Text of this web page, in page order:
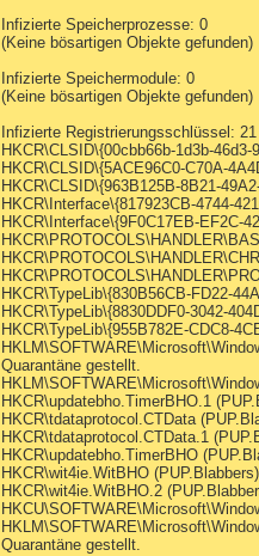
Infizierte Speicherprozesse: 0
(Keine bösartigen Objekte gefunden)
Infizierte Speichermodule: 0
(Keine bösartigen Objekte gefunden)
Infizierte Registrierungsschlüssel: 21
HKCR\CLSID\{00cbb66b-1d3b-
HKCR\CLSID\{5ACE96C0-C70A-
HKCR\CLSID\{963B125B-8B21-
HKCR\Interface\{817923CB-4744-
HKCR\Interface\{9F0C17EB-EF2C-
HKCR\TypeLib\{830B56CB-FD22-
HKCR\TypeLib\{8830DDF0-3042-
HKCR\TypeLib\{955B782E-CDC8-
Quarantäne gestellt.
HKCR\updatebho.TimerBHO.1
HKCR\tdataprotocol.CTData
HKCR\tdataprotocol.CTData.1
HKCR\updatebho.TimerBHO
HKCR\wit4ie.WitBHO
HKCR\wit4ie.WitBHO.2
Quarantäne gestellt.